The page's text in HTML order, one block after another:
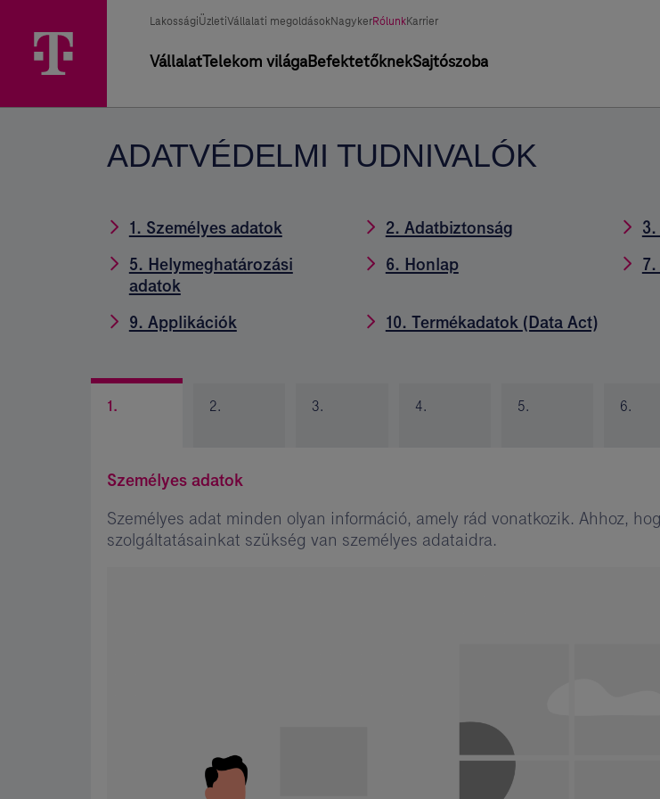
tudnivalók
Üzletág
LakosságiÜzletiVállalati megoldásokNagykerKiválasztott
RólunkKarrier
Elsődleges
VállalatTelekom világaBefektetőknekSajtószoba
ADATVÉDELMI TUDNIVALÓK
1. Személyes adatok 2. Adatbiztonság
5. Helymeghatározási
adatok
6. Honlap
9. Applikációk 10. Termékadatok (Data Act)
1. 2. 3. 4. 5. 6.
Személyes adatok
Személyes adat minden olyan információ, amely rád vonatkozik. Ahhoz,
szolgáltatásainkat szükség van személyes adataidra.